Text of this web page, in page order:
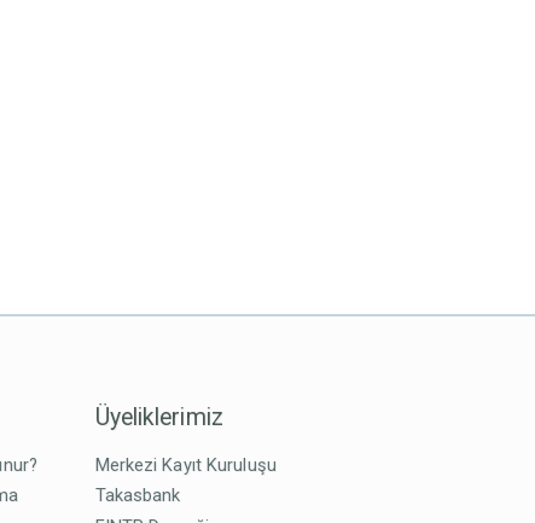
Üyeliklerimiz
Merkezi Kayıt Kuruluşu
Takasbank